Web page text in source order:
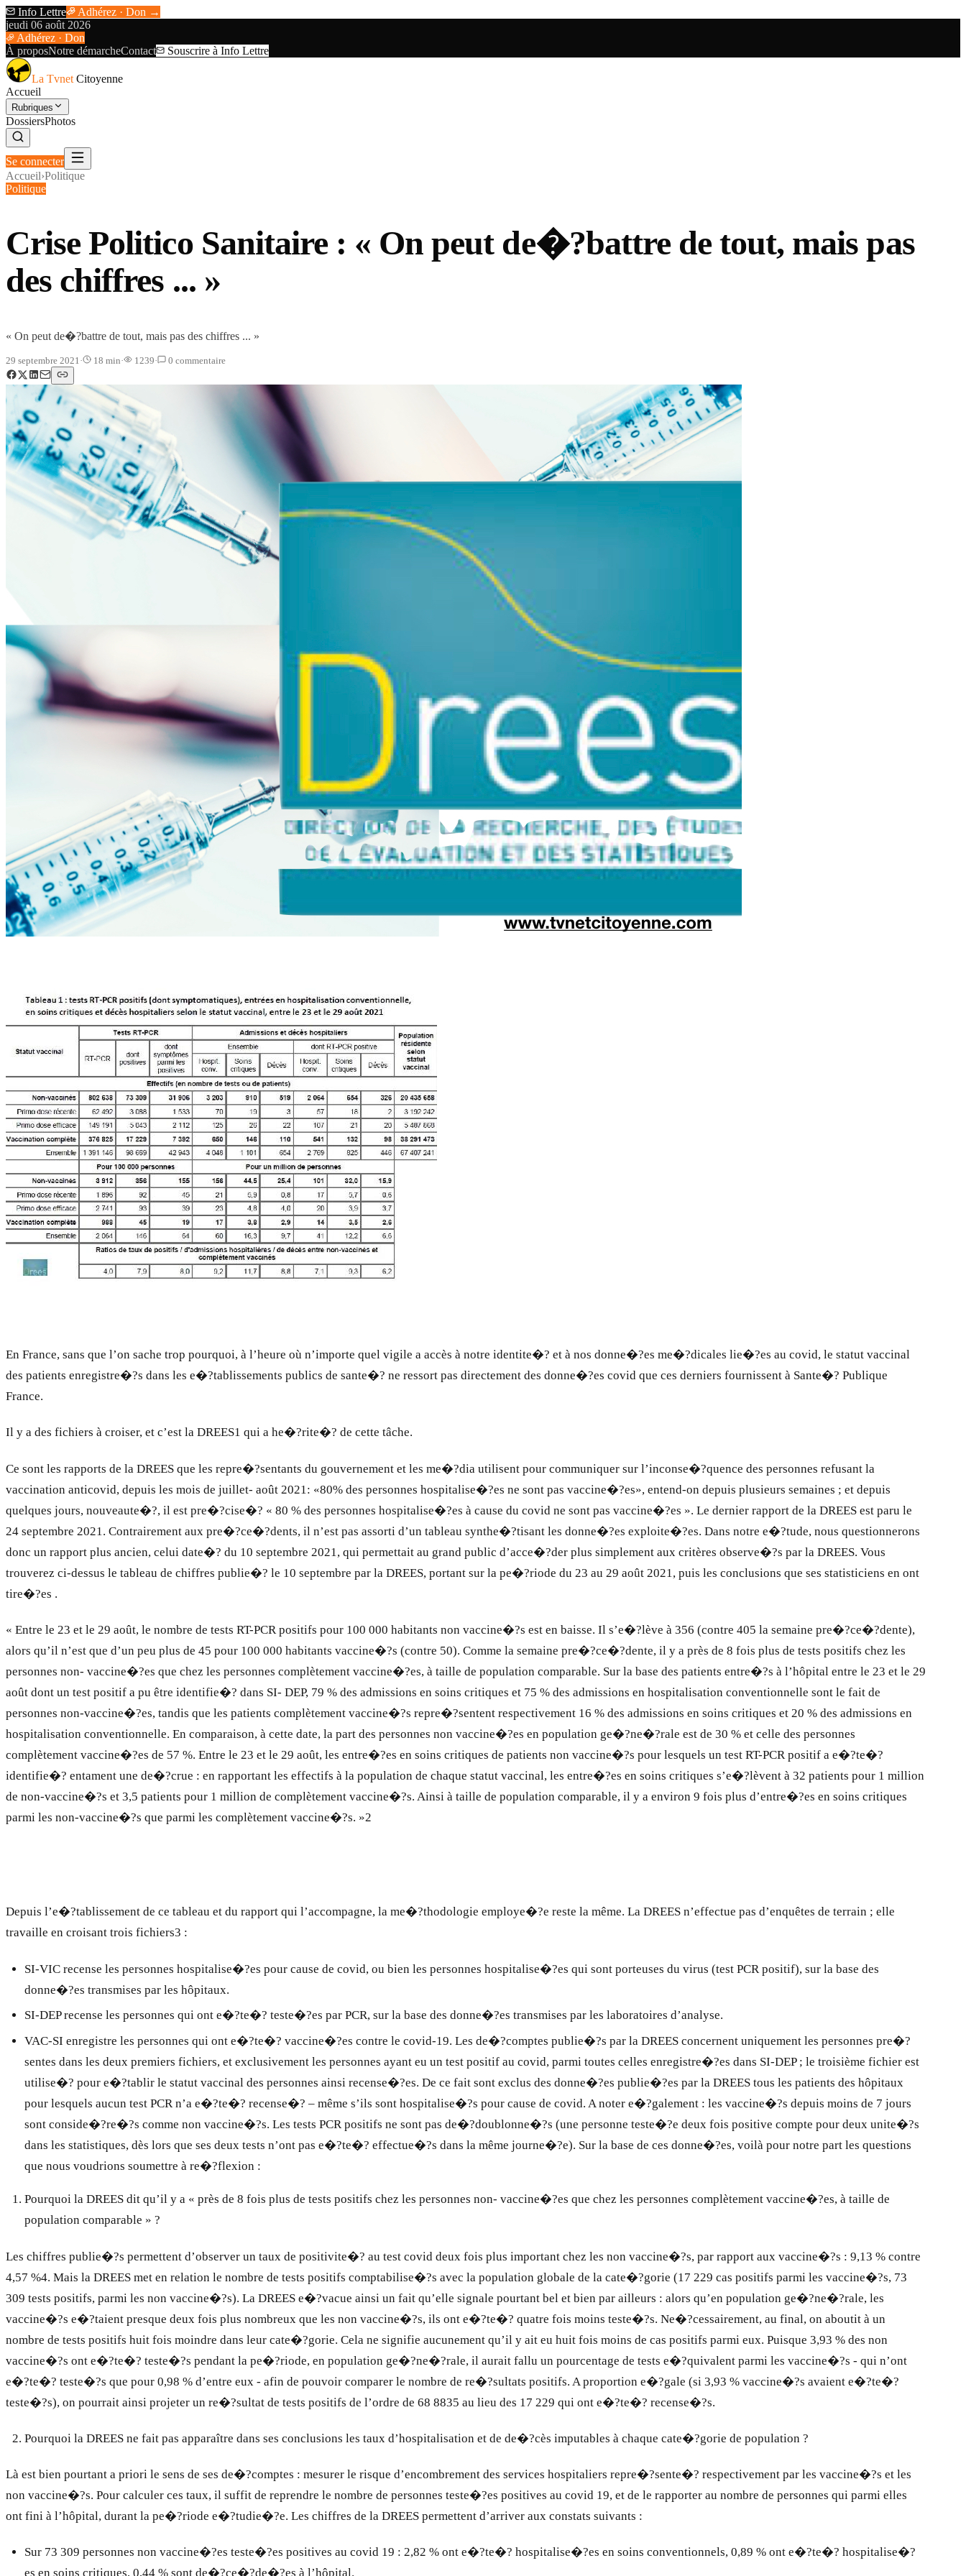
Info Lettre
Adhérez · Don →
jeudi 06 août 2026
Adhérez · Don
À proposNotre démarcheContact Souscrire à Info Lettre
La Tvnet Citoyenne
Accueil
Rubriques
DossiersPhotos
Se connecter
Accueil›Politique
Politique
Crise Politico Sanitaire : « On peut de�?battre de tout, mais pas
des chiffres ... »
« On peut de�?battre de tout, mais pas des chiffres ... »
29 septembre 2021 · 18 min· 1239· 0 commentaire
En France, sans que l’on sache trop pourquoi, à l’heure où n’importe quel vigile a accès à notre identite�? et à nos donne�?es me�?dicales lie�?es au covid, le statut vaccinal
des patients enregistre�?s dans les e�?tablissements publics de sante�? ne ressort pas directement des donne�?es covid que ces derniers fournissent à Sante�? Publique
France.
Il y a des fichiers à croiser, et c’est la DREES1 qui a he�?rite�? de cette tâche.
Ce sont les rapports de la DREES que les repre�?sentants du gouvernement et les me�?dia utilisent pour communiquer sur l’inconse�?quence des personnes refusant la
vaccination anticovid, depuis les mois de juillet- août 2021: «80% des personnes hospitalise�?es ne sont pas vaccine�?es», entend-on depuis plusieurs semaines ; et depuis
quelques jours, nouveaute�?, il est pre�?cise�? « 80 % des personnes hospitalise�?es à cause du covid ne sont pas vaccine�?es ». Le dernier rapport de la DREES est paru le
24 septembre 2021. Contrairement aux pre�?ce�?dents, il n’est pas assorti d’un tableau synthe�?tisant les donne�?es exploite�?es. Dans notre e�?tude, nous questionnerons
donc un rapport plus ancien, celui date�? du 10 septembre 2021, qui permettait au grand public d’acce�?der plus simplement aux critères observe�?s par la DREES. Vous
trouverez ci-dessus le tableau de chiffres publie�? le 10 septembre par la DREES, portant sur la pe�?riode du 23 au 29 août 2021, puis les conclusions que ses statisticiens en ont
tire�?es .
« Entre le 23 et le 29 août, le nombre de tests RT-PCR positifs pour 100 000 habitants non vaccine�?s est en baisse. Il s’e�?lève à 356 (contre 405 la semaine pre�?ce�?dente),
alors qu’il n’est que d’un peu plus de 45 pour 100 000 habitants vaccine�?s (contre 50). Comme la semaine pre�?ce�?dente, il y a près de 8 fois plus de tests positifs chez les
personnes non- vaccine�?es que chez les personnes complètement vaccine�?es, à taille de population comparable. Sur la base des patients entre�?s à l’hôpital entre le 23 et le 29
août dont un test positif a pu être identifie�? dans SI- DEP, 79 % des admissions en soins critiques et 75 % des admissions en hospitalisation conventionnelle sont le fait de
personnes non-vaccine�?es, tandis que les patients complètement vaccine�?s repre�?sentent respectivement 16 % des admissions en soins critiques et 20 % des admissions en
hospitalisation conventionnelle. En comparaison, à cette date, la part des personnes non vaccine�?es en population ge�?ne�?rale est de 30 % et celle des personnes
complètement vaccine�?es de 57 %. Entre le 23 et le 29 août, les entre�?es en soins critiques de patients non vaccine�?s pour lesquels un test RT-PCR positif a e�?te�?
identifie�? entament une de�?crue : en rapportant les effectifs à la population de chaque statut vaccinal, les entre�?es en soins critiques s’e�?lèvent à 32 patients pour 1 million
de non-vaccine�?s et 3,5 patients pour 1 million de complètement vaccine�?s. Ainsi à taille de population comparable, il y a environ 9 fois plus d’entre�?es en soins critiques
parmi les non-vaccine�?s que parmi les complètement vaccine�?s. »2
Depuis l’e�?tablissement de ce tableau et du rapport qui l’accompagne, la me�?thodologie employe�?e reste la même. La DREES n’effectue pas d’enquêtes de terrain ; elle
travaille en croisant trois fichiers3 :
SI-VIC recense les personnes hospitalise�?es pour cause de covid, ou bien les personnes hospitalise�?es qui sont porteuses du virus (test PCR positif), sur la base des
donne�?es transmises par les hôpitaux.
SI-DEP recense les personnes qui ont e�?te�? teste�?es par PCR, sur la base des donne�?es transmises par les laboratoires d’analyse.
VAC-SI enregistre les personnes qui ont e�?te�? vaccine�?es contre le covid-19. Les de�?comptes publie�?s par la DREES concernent uniquement les personnes pre�?
sentes dans les deux premiers fichiers, et exclusivement les personnes ayant eu un test positif au covid, parmi toutes celles enregistre�?es dans SI-DEP ; le troisième fichier est
utilise�? pour e�?tablir le statut vaccinal des personnes ainsi recense�?es. De ce fait sont exclus des donne�?es publie�?es par la DREES tous les patients des hôpitaux
pour lesquels aucun test PCR n’a e�?te�? recense�? – même s’ils sont hospitalise�?s pour cause de covid. A noter e�?galement : les vaccine�?s depuis moins de 7 jours
sont conside�?re�?s comme non vaccine�?s. Les tests PCR positifs ne sont pas de�?doublonne�?s (une personne teste�?e deux fois positive compte pour deux unite�?s
dans les statistiques, dès lors que ses deux tests n’ont pas e�?te�? effectue�?s dans la même journe�?e). Sur la base de ces donne�?es, voilà pour notre part les questions
que nous voudrions soumettre à re�?flexion :
Pourquoi la DREES dit qu’il y a « près de 8 fois plus de tests positifs chez les personnes non- vaccine�?es que chez les personnes complètement vaccine�?es, à taille de
population comparable » ?
Les chiffres publie�?s permettent d’observer un taux de positivite�? au test covid deux fois plus important chez les non vaccine�?s, par rapport aux vaccine�?s : 9,13 % contre
4,57 %4. Mais la DREES met en relation le nombre de tests positifs comptabilise�?s avec la population globale de la cate�?gorie (17 229 cas positifs parmi les vaccine�?s, 73
309 tests positifs, parmi les non vaccine�?s). La DREES e�?vacue ainsi un fait qu’elle signale pourtant bel et bien par ailleurs : alors qu’en population ge�?ne�?rale, les
vaccine�?s e�?taient presque deux fois plus nombreux que les non vaccine�?s, ils ont e�?te�? quatre fois moins teste�?s. Ne�?cessairement, au final, on aboutit à un
nombre de tests positifs huit fois moindre dans leur cate�?gorie. Cela ne signifie aucunement qu’il y ait eu huit fois moins de cas positifs parmi eux. Puisque 3,93 % des non
vaccine�?s ont e�?te�? teste�?s pendant la pe�?riode, en population ge�?ne�?rale, il aurait fallu un pourcentage de tests e�?quivalent parmi les vaccine�?s - qui n’ont
e�?te�? teste�?s que pour 0,98 % d’entre eux - afin de pouvoir comparer le nombre de re�?sultats positifs. A proportion e�?gale (si 3,93 % vaccine�?s avaient e�?te�?
teste�?s), on pourrait ainsi projeter un re�?sultat de tests positifs de l’ordre de 68 8835 au lieu des 17 229 qui ont e�?te�? recense�?s.
Pourquoi la DREES ne fait pas apparaître dans ses conclusions les taux d’hospitalisation et de de�?cès imputables à chaque cate�?gorie de population ?
Là est bien pourtant a priori le sens de ses de�?comptes : mesurer le risque d’encombrement des services hospitaliers repre�?sente�? respectivement par les vaccine�?s et les
non vaccine�?s. Pour calculer ces taux, il suffit de reprendre le nombre de personnes teste�?es positives au covid 19, et de le rapporter au nombre de personnes qui parmi elles
ont fini à l’hôpital, durant la pe�?riode e�?tudie�?e. Les chiffres de la DREES permettent d’arriver aux constats suivants :
Sur 73 309 personnes non vaccine�?es teste�?es positives au covid 19 : 2,82 % ont e�?te�? hospitalise�?es en soins conventionnels, 0,89 % ont e�?te�? hospitalise�?
es en soins critiques, 0,44 % sont de�?ce�?de�?es à l’hôpital.